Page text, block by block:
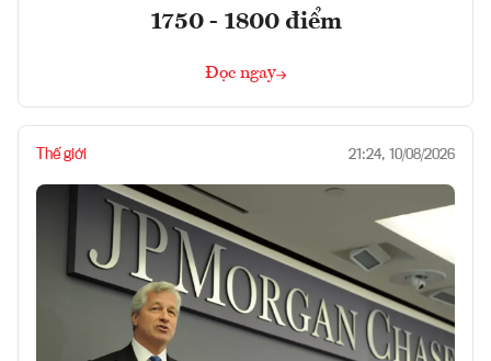
1750 - 1800 điểm
Đọc ngay
Thế giới 21:24, 10/08/2026